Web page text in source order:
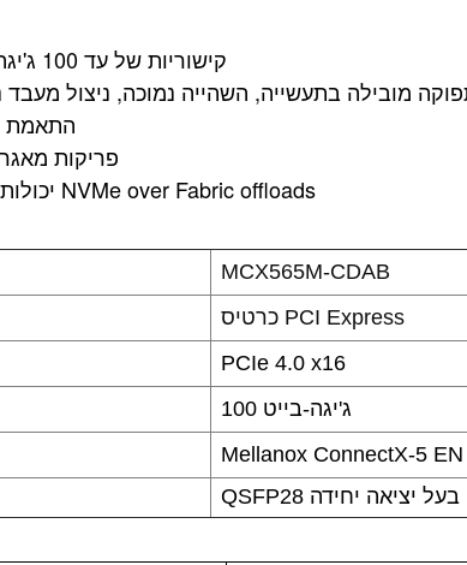
קישוריות של עד 100 ג'יגה-ביט לשנייה לכל פורט
מובילה בתעשייה, השהייה נמוכה, ניצול מעבד
התאמת
פריקות
יכולות אחסון מתקדמות, כולל NVMe over Fabric offloads
MCX565M-CDAB
כרטיס PCI Express
PCIe 4.0 x16
100 ג'יגה-בייט
Mellanox ConnectX-5 EN
QSFP28 בעל יציאה יחידה